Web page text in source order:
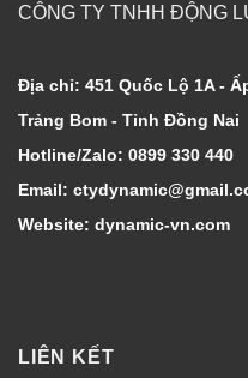
CÔNG TY TNHH ĐỘNG
Địa chỉ: 451 Quốc Lộ 1A -
Trảng Bom - Tỉnh Đồng Nai
Hotline/Zalo: 0899 330 440
Email:
Website: dynamic-vn.com
LIÊN KẾT